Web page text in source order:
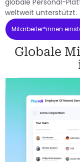
globale Personal-
weltweit unterstützt.
Mitarbeiter*innen
Globale